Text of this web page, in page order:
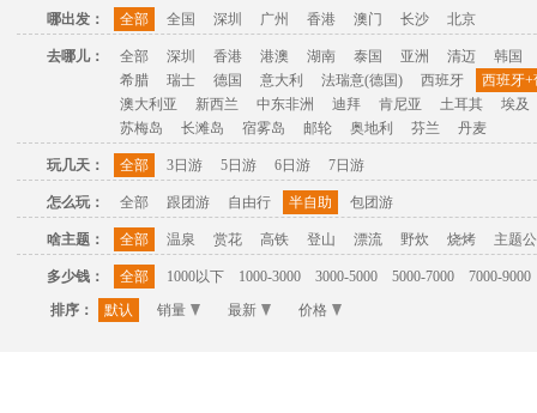
哪出发：
全部 全国 深圳 广州 香港 澳门 长沙 北京
去哪儿： 全部 深圳 香港 港澳 湖南 泰国 亚洲 清迈
韩国
希腊
瑞士 德国 意大利 法瑞意(德国) 西班牙
西班牙+
澳大利亚
新西兰 中东非洲 迪拜 肯尼亚 土耳其
埃及
苏梅岛
长滩岛 宿雾岛 邮轮 奥地利 芬兰 丹麦
玩几天： 全部 3日游 5日游 6日游 7日游
怎么玩： 全部 跟团游 自由行 半自助 包团游
啥主题： 全部 温泉 赏花 高铁 登山 漂流 野炊 烧烤 主题
多少钱： 全部 1000以下 1000-3000 3000-5000 5000-7000
7000-9000
排序：
默认 销量 最新 价格